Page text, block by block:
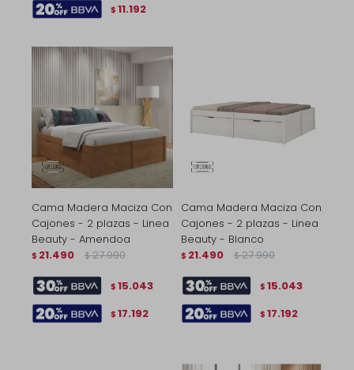
$ 11.192
Cama Madera Maciza Con
Cajones - 2 plazas - Linea
Beauty - Amendoa
$ 21.490 $ 27.990
$ 15.043
$ 17.192
Cama Madera Maciza Con
Cajones - 2 plazas - Linea
Beauty - Blanco
$ 21.490 $ 27.990
$ 15.043
$ 17.192